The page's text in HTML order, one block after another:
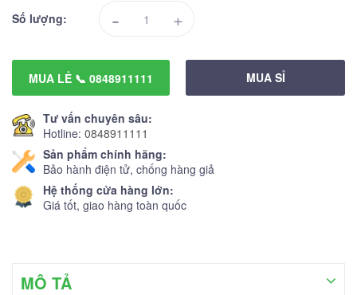
Số lượng: - +
MUA LẺ 📞 0848911111 MUA SỈ
Tư vấn chuyên sâu:
Hotline: 0848911111
Sản phẩm chính hãng:
Bảo hành điện tử, chống hàng giả
Hệ thống cửa hàng lớn:
Giá tốt, giao hàng toàn quốc
MÔ TẢ